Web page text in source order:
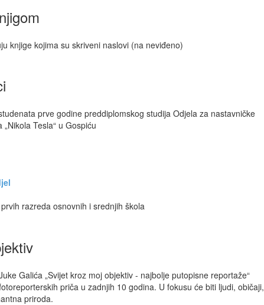
knjige kojima su skriveni naslovi (na neviđeno)
prve godine preddiplomskog studija Odjela za nastavničke
Tesla“ u Gospiću
razreda osnovnih i srednjih škola
Galića „Svijet kroz moj objektiv - najbolje putopisne reportaže“
priča u zadnjih 10 godina. U fokusu će biti ljudi, običaji,
priroda.